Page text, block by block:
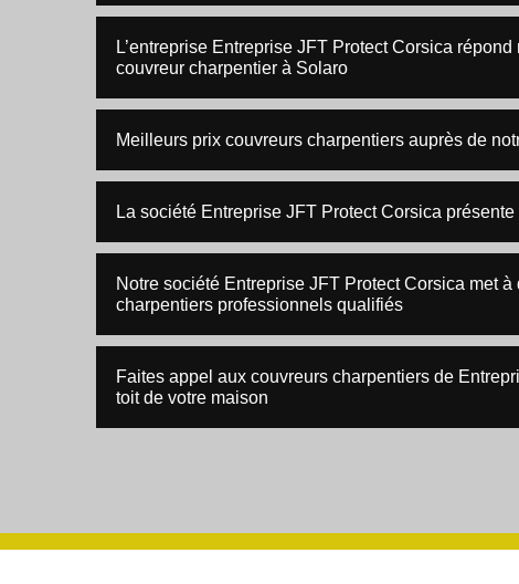
L’entreprise Entreprise JFT Protect Corsica
couvreur charpentier à Solaro
Meilleurs prix couvreurs charpentiers auprès de
La société Entreprise JFT Protect Corsica
Notre société Entreprise JFT Protect Corsica met
charpentiers professionnels qualifiés
Faites appel aux couvreurs charpentiers de
toit de votre maison